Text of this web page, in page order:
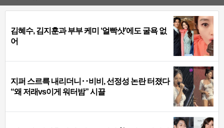
김혜수, 김지훈과 부부 케미 ‘얼빡샷’에도 굴욕 없
어
지퍼 스르륵 내리더니‥비비, 선정성 논란 터졌다
“왜 저래vs이게 워터밤” 시끌